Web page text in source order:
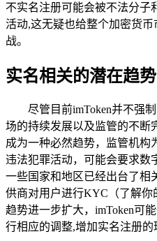
不实名注册可能会被不法分子
活动,这无疑也给整个加密货
战。
实名相关的潜在趋势
尽管目前imToken并不强
场的持续发展以及监管的不断
成为一种必然趋势，监管机构
违法犯罪活动，可能会要求数
一些国家和地区已经出台了相
供商对用户进行KYC（了解
趋势进一步扩大，imToken可
行相应的调整,增加实名注册的